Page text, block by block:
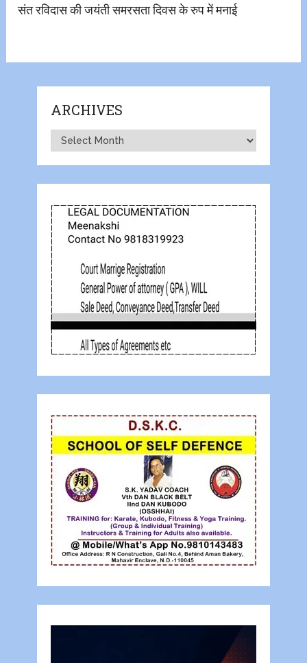
संत रविदास की जयंती समरसता दिवस के रुप में मनाई
ARCHIVES
Archives